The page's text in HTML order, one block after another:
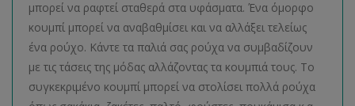
μπορεί να ραφτεί σταθερά στα υφάσματα. Ένα όμορφο
κουμπί μπορεί να αναβαθμίσει και να αλλάξει τελείως
ένα ρούχο. Κάντε τα παλιά σας ρούχα να συμβαδίζουν
με τις τάσεις της μόδας αλλάζοντας τα κουμπιά τους. Το
συγκεκριμένο κουμπί μπορεί να στολίσει πολλά ρούχα